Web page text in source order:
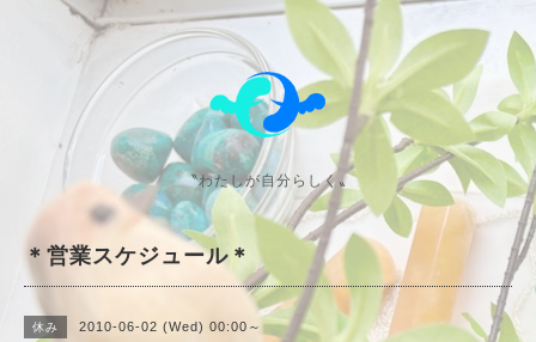
〝わたしが自分らしく〟
＊営業スケジュール＊
休み 2010-06-02 (Wed) 00:00～